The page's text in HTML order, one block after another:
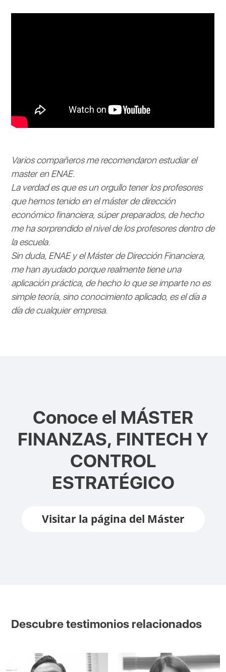
Varios compañeros me recomendaron estudiar el
master en ENAE.
La verdad es que es un orgullo tener los profesores
que hemos tenido en el máster de dirección
económico financiera, súper preparados, de hecho
me ha sorprendido el nivel de los profesores dentro de
la escuela.
Sin duda, ENAE y el Máster de Dirección Financiera,
me han ayudado porque realmente tiene una
aplicación práctica, de hecho lo que se imparte no es
simple teoría, sino conocimiento aplicado, es el día a
día de cualquier empresa.
Conoce el MÁSTER
FINANZAS, FINTECH Y
CONTROL
ESTRATÉGICO
Visitar la página del Máster
Descubre testimonios relacionados